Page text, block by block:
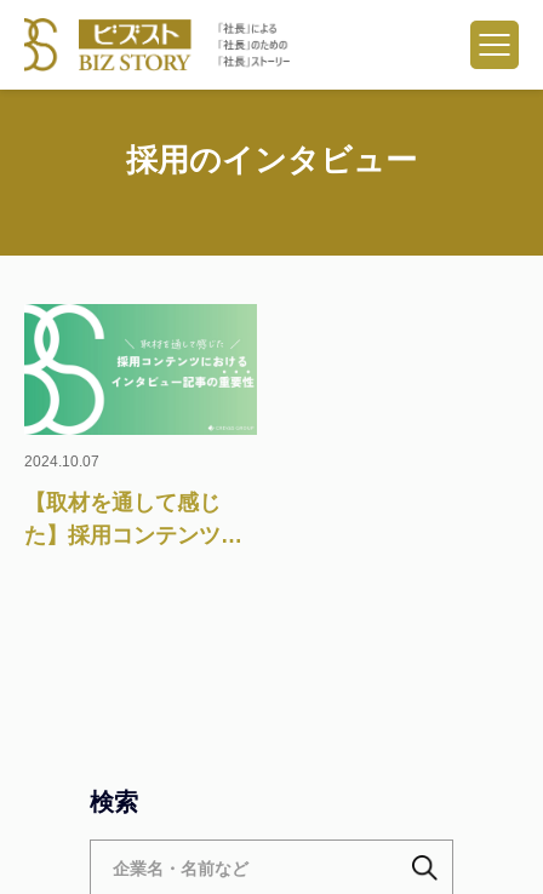
採用のインタビュー
2024.10.07
【取材を通して感じ
た】採用コンテンツに
検索